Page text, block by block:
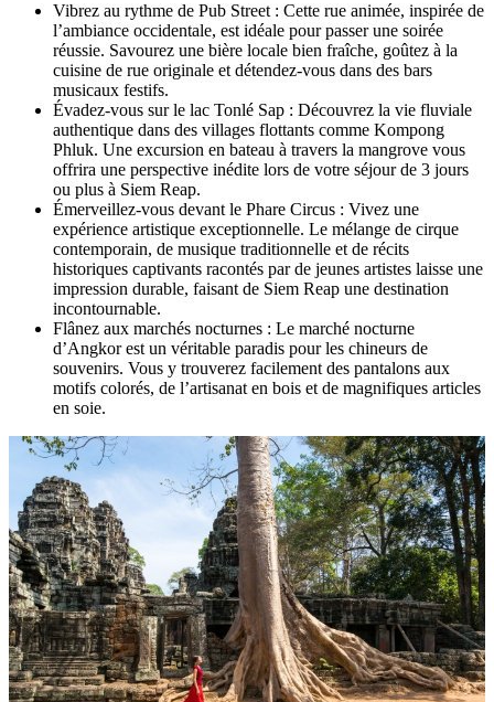
Vibrez au rythme de Pub Street : Cette rue animée, inspirée de
l’ambiance occidentale, est idéale pour passer une soirée
réussie. Savourez une bière locale bien fraîche, goûtez à la
cuisine de rue originale et détendez-vous dans des bars
musicaux festifs.
Évadez-vous sur le lac Tonlé Sap : Découvrez la vie fluviale
authentique dans des villages flottants comme Kompong
Phluk. Une excursion en bateau à travers la mangrove vous
offrira une perspective inédite lors de votre séjour de 3 jours
ou plus à Siem Reap.
Émerveillez-vous devant le Phare Circus : Vivez une
expérience artistique exceptionnelle. Le mélange de cirque
contemporain, de musique traditionnelle et de récits
historiques captivants racontés par de jeunes artistes laisse une
impression durable, faisant de Siem Reap une destination
incontournable.
Flânez aux marchés nocturnes : Le marché nocturne
d’Angkor est un véritable paradis pour les chineurs de
souvenirs. Vous y trouverez facilement des pantalons aux
motifs colorés, de l’artisanat en bois et de magnifiques articles
en soie.